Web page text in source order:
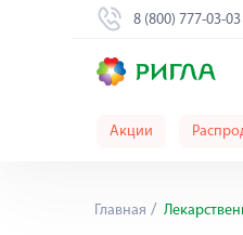
8 (800) 777-03-03
Акции
Главная